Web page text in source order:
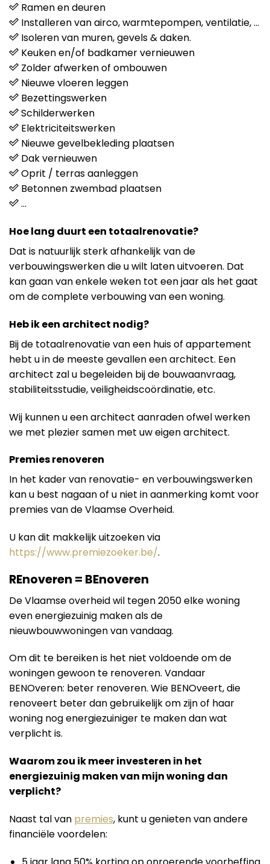
Ramen en deuren
Installeren van airco, warmtepompen, ventilatie, …
Isoleren van muren, gevels & daken.
Keuken en/of badkamer vernieuwen
Zolder afwerken of ombouwen
Nieuwe vloeren leggen
Bezettingswerken
Schilderwerken
Elektriciteitswerken
Nieuwe gevelbekleding plaatsen
Dak vernieuwen
Oprit / terras aanleggen
Betonnen zwembad plaatsen
…
Hoe lang duurt een totaalrenovatie?
Dat is natuurlijk sterk afhankelijk van de
verbouwingswerken die u wilt laten uitvoeren. Dat
kan gaan van enkele weken tot een jaar als het gaat
om de complete verbouwing van een woning.
Heb ik een architect nodig?
Bij de totaalrenovatie van een huis of appartement
hebt u in de meeste gevallen een architect. Een
architect zal u begeleiden bij de bouwaanvraag,
stabiliteitsstudie, veiligheidscoördinatie, etc.
Wij kunnen u een architect aanraden ofwel werken
we met plezier samen met uw eigen architect.
Premies renoveren
In het kader van renovatie- en verbouwingswerken
kan u best nagaan of u niet in aanmerking komt voor
premies van de Vlaamse Overheid.
U kan dit makkelijk uitzoeken via
https://www.premiezoeker.be/.
REnoveren = BEnoveren
De Vlaamse overheid wil tegen 2050 elke woning
even energiezuinig maken als de
nieuwbouwwoningen van vandaag.
Om dit te bereiken is het niet voldoende om de
woningen gewoon te renoveren. Vandaar
BENOveren: beter renoveren. Wie BENOveert, die
renoveert beter dan gebruikelijk om zijn of haar
woning nog energiezuiniger te maken dan wat
verplicht is.
Waarom zou ik meer investeren in het
energiezuinig maken van mijn woning dan
verplicht?
Naast tal van premies, kunt u genieten van andere
financiële voordelen: